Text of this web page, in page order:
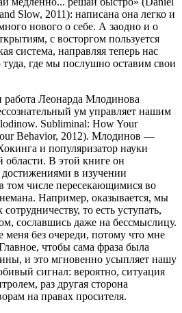
Slow, 2011): написана она легко и
нового о себе. А заодно и о
с восторгом пользуется
система, направляя теперь нас
где мы послушно оставим свои
Леонарда Млодинова
ум управляет нашим
Subliminal: How Your
Behavior, 2012). Млодинов —
и популяризатор науки
области. В этой книге он
достижениями в изучении
том числе пересекающимися во
Например, оказывается, мы
то есть уступать,
сославшись даже на бессмыслицу.
меня без очереди, потому что мне
чтобы сама фраза была
и это мгновенно усыпляет нашу
сигнал: вероятно, ситуация
раз другая сторона
на правах просителя.